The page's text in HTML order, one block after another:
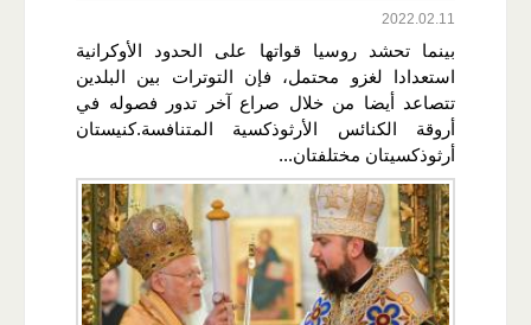
2022.02.11
بينما تحشد روسيا قواتها على الحدود الأوكرانية
استعدادا لغزو محتمل، فإن التوترات بين البلدين
تتصاعد أيضا من خلال صراع آخر تدور فصوله في
أروقة الكنائس الأرثوذكسية المتنافسة.كنيستان
أرثوذكسيتان مختلفتان...